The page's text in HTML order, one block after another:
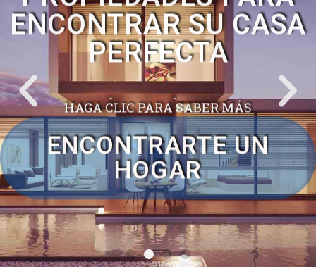
PROPIEDADES PARA
ENCONTRAR SU CASA
PERFECTA
HAGA CLIC PARA SABER MÁS
ENCONTRARTE UN
HOGAR
VENGA